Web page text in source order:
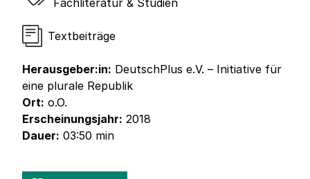
Textbeiträge
Herausgeber:in: DeutschPlus e.V. – Initiative für
eine plurale Republik
Ort: o.O.
Erscheinungsjahr: 2018
Dauer: 03:50 min